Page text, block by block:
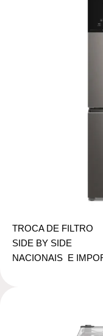
TROCA DE FILTRO
SIDE BY SIDE
NACIONAIS E